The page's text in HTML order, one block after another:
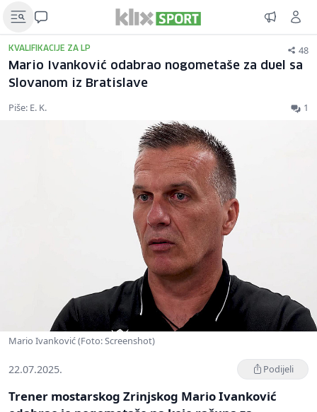
KVALIFIKACIJE ZA LP 48
Mario Ivanković odabrao nogometaše za duel sa
Slovanom iz Bratislave
Piše: E. K. 1
Mario Ivanković (Foto: Screenshot)
22.07.2025. Podijeli
Trener mostarskog Zrinjskog Mario Ivanković